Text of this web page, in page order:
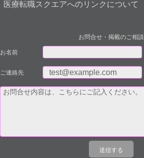
医療転職スクエアへのリンクについて
お問合せ・掲載のご相談
お名前
ご連絡先